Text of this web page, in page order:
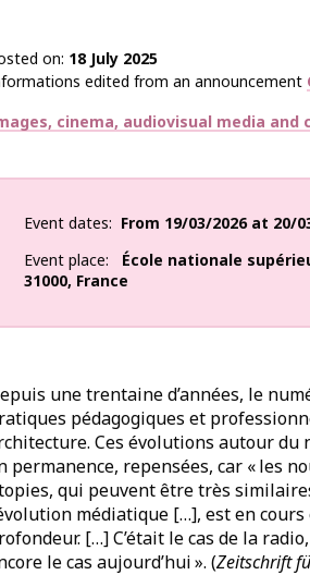
on 18 July 2025
edited from an announcement
cinema, audiovisual media and
Event dates From 19/03/2026at 20/
Event place
École nationale
31000, France
une trentaine d’années, le
pédagogiques et
Ces évolutions autour
permanence, repensées, car « les
qui peuvent être très
médiatique […], est en cours
[…] C’était le cas de la
le cas aujourd’hui ». (Zeitschrift